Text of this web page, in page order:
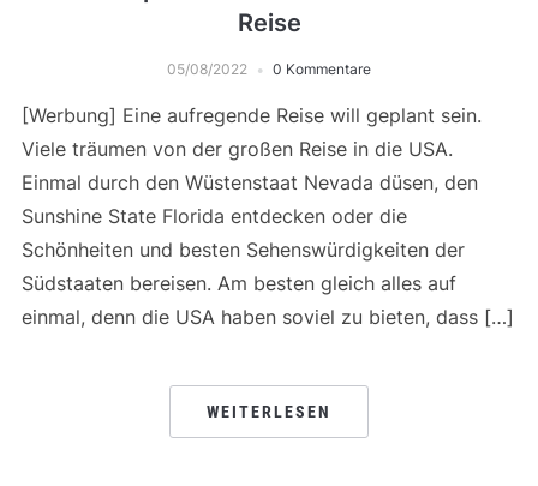
Reise
05/08/2022 0 Kommentare
[Werbung] Eine aufregende Reise will geplant sein.
Viele träumen von der großen Reise in die USA.
Einmal durch den Wüstenstaat Nevada düsen, den
Sunshine State Florida entdecken oder die
Schönheiten und besten Sehenswürdigkeiten der
Südstaaten bereisen. Am besten gleich alles auf
einmal, denn die USA haben soviel zu bieten, dass […]
WEITERLESEN